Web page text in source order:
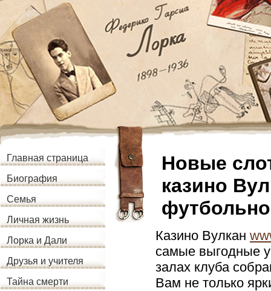
Главная страница
Биография
Семья
Личная жизнь
Лорка и Дали
Друзья и учителя
Тайна смерти
Новые
казино
Казино Вулкан
самые выгодные
залах клуба
Вам не только